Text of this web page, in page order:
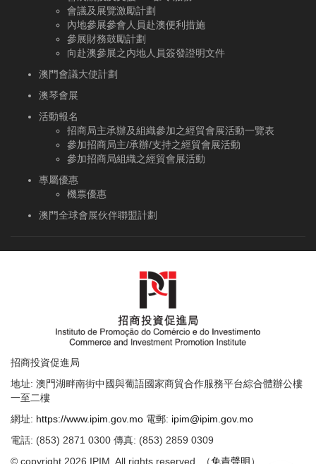
會議及展覽激勵計劃
內地參展參會人員赴澳便利措施
參展財務鼓勵計劃
向赴澳參展之内地人員簽發證明文件
澳門會議大使計劃
澳琴會展
活動報名
招商局主承辦及組織參加之經貿會展活動一覽表
參加招商局主/承辦/支持之經貿會展活動
參加招商局組織之經貿會展活動
專屬優惠
機票優惠
澳門全球會展伙伴聯盟計劃
招商投資促進局
地址: 澳門湖畔南街中國與葡語國家商貿合作服務平台綜合體辦公樓
一至二樓
網址: https://www.ipim.gov.mo 電郵: ipim@ipim.gov.mo
電話: (853) 2871 0300 傳真: (853) 2859 0309
© copyright 2026 IPIM. All rights reserved. （免責聲明 ）